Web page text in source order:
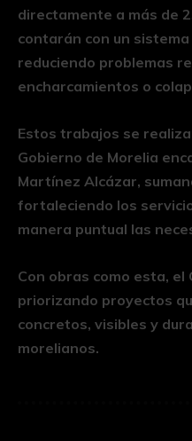
directamente a más de
contarán con un
reduciendo problemas
encharcamientos o
Estos trabajos se
Gobierno de Morelia
Martínez Alcázar,
fortaleciendo los
manera puntual las
Con obras como esta, el
priorizando proyectos
concretos, visibles y
morelianos.